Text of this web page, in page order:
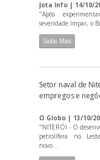
Jota Info | 14/10/
"Após
severidade ímpar, o
Saiba Mais
Setor naval de
empregos e
O Globo | 13/10/
"NITERÓI - O
petrolífera no
novo...